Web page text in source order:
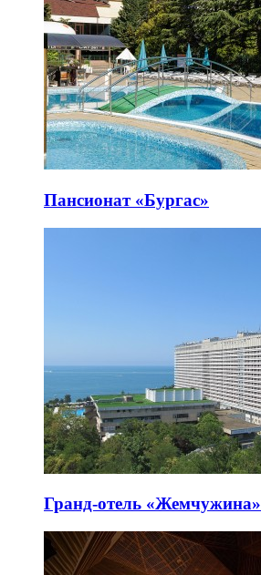
Пансионат «Бургас»
Гранд-отель «Жемчужина»